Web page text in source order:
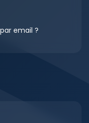
email ?